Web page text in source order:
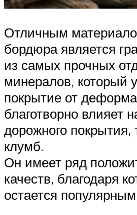
Отличным
бордюра является
из самых прочных
минералов, который
покрытие от
благотворно влияет
дорожного покрытия,
клумб.
Он имеет ряд
качеств, благодаря
остается